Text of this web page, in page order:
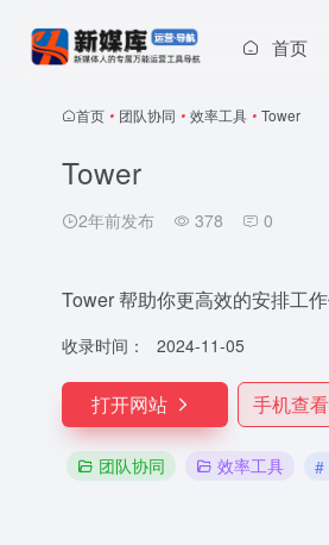
首页
首页 • 团队协同 • 效率工具 • Tower
Tower
2年前发布 378 0
Tower 帮助你更高效的安排工
收录时间： 2024-11-05
打开网站 手机查看
团队协同 效率工具 #